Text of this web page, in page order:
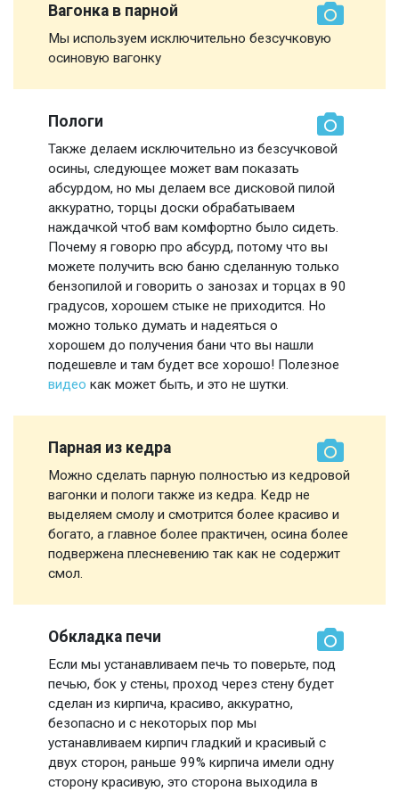
Вагонка в парной
Мы используем исключительно безсучковую
осиновую вагонку
Пологи
Также делаем исключительно из безсучковой
осины, следующее может вам показать
абсурдом, но мы делаем все дисковой пилой
аккуратно, торцы доски обрабатываем
наждачкой чтоб вам комфортно было сидеть.
Почему я говорю про абсурд, потому что вы
можете получить всю баню сделанную только
бензопилой и говорить о занозах и торцах в 90
градусов, хорошем стыке не приходится. Но
можно только думать и надеяться о
хорошем до получения бани что вы нашли
подешевле и там будет все хорошо! Полезное
видео как может быть, и это не шутки.
Парная из кедра
Можно сделать парную полностью из кедровой
вагонки и пологи также из кедра. Кедр не
выделяем смолу и смотрится более красиво и
богато, а главное более практичен, осина более
подвержена плесневению так как не содержит
смол.
Обкладка печи
Если мы устанавливаем печь то поверьте, под
печью, бок у стены, проход через стену будет
сделан из кирпича, красиво, аккуратно,
безопасно и с некоторых пор мы
устанавливаем кирпич гладкий и красивый с
двух сторон, раньше 99% кирпича имели одну
сторону красивую, это сторона выходила в